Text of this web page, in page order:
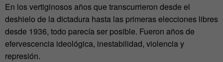
En los vertiginosos años que transcurrieron desde el
deshielo de la dictadura hasta las primeras elecciones libres
desde 1936, todo parecía ser posible. Fueron años de
efervescencia ideológica, inestabilidad, violencia y
represión.